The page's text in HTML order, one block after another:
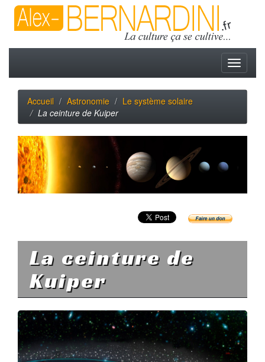
Toggle
Accueil Astronomie
Le système solaire
La ceinture de Kuiper
La ceinture de
Kuiper